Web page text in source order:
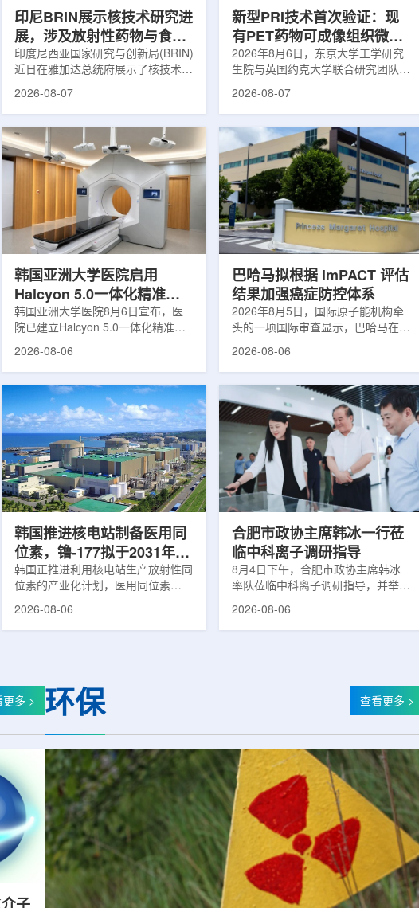
印尼BRIN展示核技术研究进
展，涉及放射性药物与食品
辐照应用
印度尼西亚国家研究与创新局(BRIN)
近日在雅加达总统府展示了核技术研
究成果。BRIN局长阿里夫·萨特里亚
粮食和健康等领域。在健康领域，
BRIN正在开发用于核医学的放射性
药物。这类药物含有放射性物质，可
用于癌症诊断和治疗。阿里夫表示，
放射性药物研发对癌症识别和治疗具
有重要意义。在食品领域，BRIN将
核技术用于食品保鲜，重点包括出口
水果的辐照处理。阿里夫介绍，一些
2026-08-07
新型PRI技术首次验证：现
有PET药物可成像组织微环
境
2026年8月6日，东京大学工学研究
生院与英国约克大学联合研究团队宣
布，已建立一种利用正电子三光子衰
该方法可结合现有临床PET显像剂使
用，有望为核医学影像提供观察组织
微环境的新手段。利用正电子-3光子
衰变的下一代核医学成像概念图目前
临床PET扫描主要利用正电子双光子
湮灭过程显示药物在体内的分布和积
累情况，但对组织缺氧等与疾病恶性
程度相关的微环境信息捕捉有限。...
2026-08-07
韩国亚洲大学医院启用
Halcyon 5.0一体化精准放
射治疗方案
韩国亚洲大学医院8月6日宣布，医
院已建立Halcyon 5.0一体化精准放
射治疗解决方案，并开始全面用于患
实时运动管理整合到同一治疗流程
中，用于提升图像引导放射治疗的精
准度和安全性。此次实施方案以
Halcyon系统软件5.0版本为基础，集
成高分辨率锥形束CT成像系统
HyperSight、六自由度患者定位台
Dynamic Couch，以及表面引导放
射治疗系统IDENTIFY。亚洲大学医
2026-08-06
巴哈马拟根据 imPACT 评估
结果加强癌症防控体系
2026年8月5日，国际原子能机构牵
头的一项国际审查显示，巴哈马在加
强癌症治疗服务方面具备进一步提升
治疗效果提出了路线图。巴哈马拿骚
玛格丽特公主医院(图片：Pelow
Media/Adobe Stock)这项 imPACT
评估由国际原子能机构、世界卫生组
织/泛美卫生组织和国际癌症研究机
构共同开展，应巴哈马卫生与健康部
请求进行，重点评估该国癌症防控能
力和实际需求。6月9日至11日，专
2026-08-06
韩国推进核电站制备医用同
位素，镥-177拟于2031年商
业化生产
韩国正推进利用核电站生产放射性同
位素的产业化计划，医用同位素
镥-177(Lu-177)被列为首个商业化目
用较广的治疗性放射性同位素，可用
于前列腺癌、神经内分泌肿瘤等疾病
期约为6.6天，从生产、运输到药物
制备和患者给药...
2026-08-06
合肥市政协主席韩冰一行莅
临中科离子调研指导
8月4日下午，合肥市政协主席韩冰
率队莅临中科离子调研指导，并举行
座谈交流。市人大常委会副主任雍凤
经理陈永华，副总经理丁开忠、李
俊、光若怀陪同。韩冰一行详细了解
破、成果转化落地及产业化发展等方
面开...
2026-08-06
更多 > 环保 查看更多 >